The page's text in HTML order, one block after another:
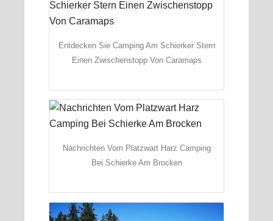
Entdecken Sie Camping Am Schierker Stern
Einen Zwischenstopp Von Caramaps
Nachrichten Vom Platzwart Harz Camping
Bei Schierke Am Brocken